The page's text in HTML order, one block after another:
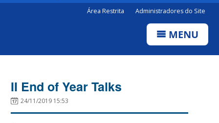
Área Restrita Administradores do Site
MENU
II End of Year Talks
24/11/2019 15:53